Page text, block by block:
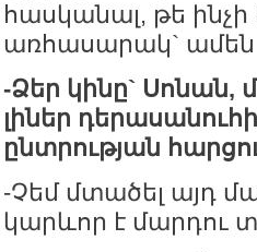
հասկանալ, թե
առհասարակ` ամեն
-Ձեր կինը` Սոնան,
լիներ
ընտրության
-Չեմ մտածել այդ
կարևոր է մարդու